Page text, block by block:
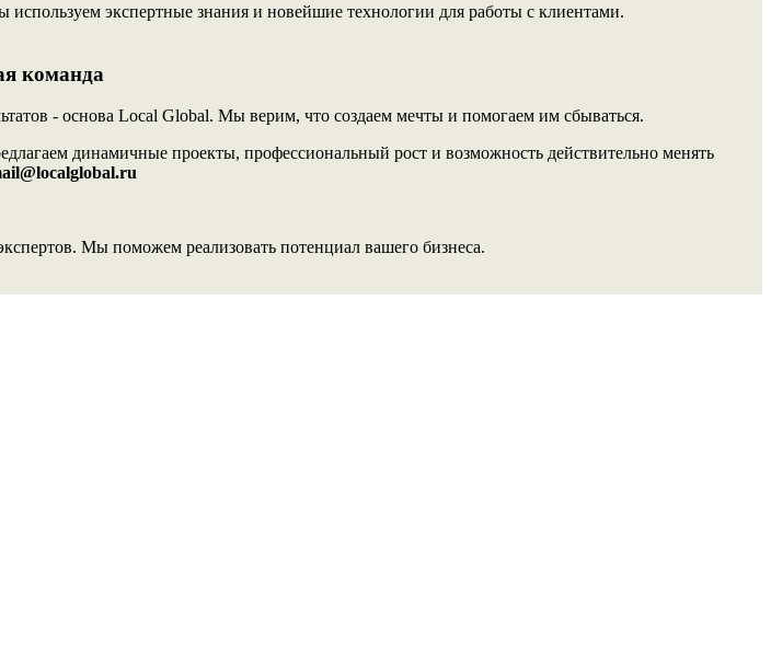
экспертные знания и новейшие технологии для работы с клиентами.
команда
- основа Local Global. Мы верим, что создаем мечты и помогаем им сбываться.
динамичные проекты, профессиональный рост и возможность действительно менять
Мы поможем реализовать потенциал вашего бизнеса.